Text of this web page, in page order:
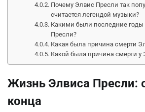
Почему Элвис Пресли так
считается легендой музыки?
Какими были последние
Пресли?
Какая была причина смерти
Какой была причина смерти у
Жизнь Элвиса Пресли:
конца